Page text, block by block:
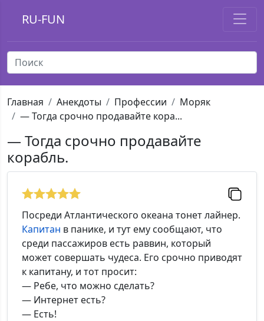
RU-FUN
Главная Анекдоты Профессии
Моряк
— Тогда срочно продавайте кора...
— Тогда срочно продавайте
корабль.
Посреди Атлантического океана тонет лайнер.
Капитан в панике, и тут ему сообщают, что
среди пассажиров есть раввин, который
может совершать чудеса. Его срочно приводят
к капитану, и тот просит:
— Ребе, что можно сделать?
— Интернет есть?
— Есть!